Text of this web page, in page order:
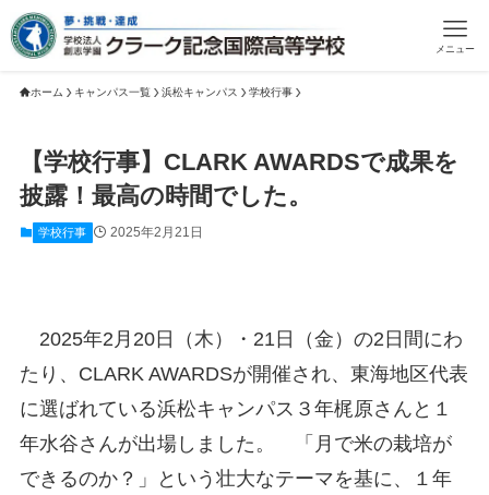
メニュー
ホーム キャンパス一覧 浜松キャンパス 学校行事
【学校行事】CLARK AWARDSで成果を
披露！最高の時間でした。
学校行事 2025年2月21日
2025年2月20日（木）・21日（金）の2日間にわ
たり、CLARK AWARDSが開催され、東海地区代表
に選ばれている浜松キャンパス３年梶原さんと１
年水谷さんが出場しました。 「月で米の栽培が
できるのか？」という壮大なテーマを基に、１年